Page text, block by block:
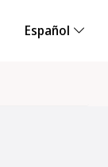
Español